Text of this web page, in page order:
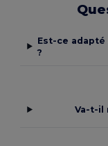
Est-ce
?
Va-t-il